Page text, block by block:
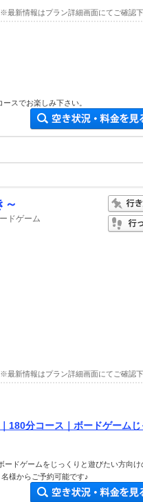
※最新情報はプラン詳細画面にてご確認下
スでお楽しみ下さい。
～
ドゲーム
※最新情報はプラン詳細画面にてご確認下
180分コース｜ボードゲームじ
ドゲームをじっくりと遊びたい方向け
様からご予約可能です♪